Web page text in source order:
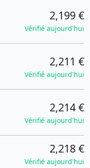
2,199 €
Vérifié aujourd'hui
2,211 €
Vérifié aujourd'hui
2,214 €
Vérifié aujourd'hui
2,218 €
Vérifié aujourd'hui